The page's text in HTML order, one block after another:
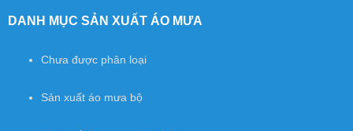
DANH MỤC SẢN XUẤT ÁO MƯA
Chưa được phân loại
Sản xuất áo mưa bộ